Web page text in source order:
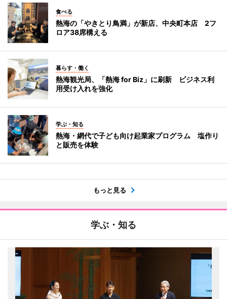
食べる
熱海の「やきとり鳥満」が新店、中央町本店 2フ
ロア38席構える
暮らす・働く
熱海観光局、「熱海 for Biz」に刷新 ビジネス利
用受け入れを強化
学ぶ・知る
熱海・網代で子ども向け起業家プログラム 塩作り
と販売を体験
もっと見る
学ぶ・知る